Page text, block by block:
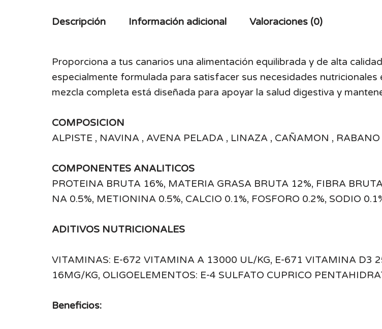
Descripción Información adicional Valoraciones (0)
Proporciona a tus canarios una alimentación equilibrada y de alta
especialmente formulada para satisfacer sus necesidades
mezcla completa está diseñada para apoyar la salud digestiva y
COMPOSICION
ALPISTE , NAVINA , AVENA PELADA , LINAZA , CAÑAMON ,
COMPONENTES ANALITICOS
PROTEINA BRUTA 16%, MATERIA GRASA BRUTA 12%, FIBRA
NA 0.5%, METIONINA 0.5%, CALCIO 0.1%, FOSFORO 0.2%, SODIO
ADITIVOS NUTRICIONALES
VITAMINAS: E-672 VITAMINA A 13000 UL/KG, E-671 VITAMINA D3
16MG/KG, OLIGOELEMENTOS: E-4 SULFATO CUPRICO
Beneficios: